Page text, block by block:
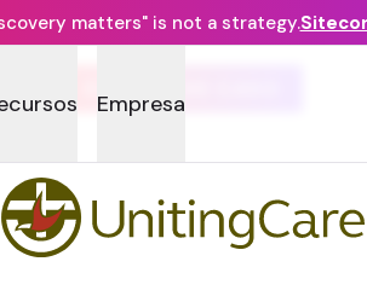
matters" is not a strategy.
Empresa